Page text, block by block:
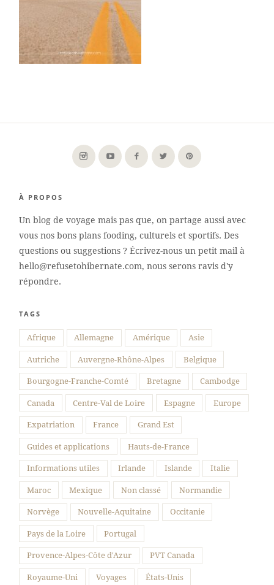
Suivre sur Instagram
À PROPOS
Un blog de voyage mais pas que, on partage aussi avec
vous nos bons plans fooding, culturels et sportifs. Des
questions ou suggestions ? Écrivez-nous un petit mail à
hello@refusetohibernate.com, nous serons ravis d'y
répondre.
TAGS
Afrique Allemagne Amérique Asie
Autriche Auvergne-Rhône-Alpes Belgique
Bourgogne-Franche-Comté Bretagne Cambodge
Canada Centre-Val de Loire Espagne Europe
Expatriation France Grand Est
Guides et applications Hauts-de-France
Informations utiles Irlande Islande Italie
Maroc Mexique Non classé Normandie
Norvège Nouvelle-Aquitaine Occitanie
Pays de la Loire Portugal
Provence-Alpes-Côte d'Azur PVT Canada
Royaume-Uni Voyages États-Unis